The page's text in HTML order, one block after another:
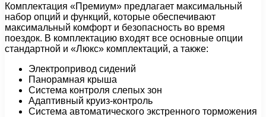
Комплектация «Премиум» предлагает максимальный
набор опций и функций, которые обеспечивают
максимальный комфорт и безопасность во время
поездок. В комплектацию входят все основные опции
стандартной и «Люкс» комплектаций, а также:
Электропривод сидений
Панорамная крыша
Система контроля слепых зон
Адаптивный круиз-контроль
Система автоматического экстренного торможения